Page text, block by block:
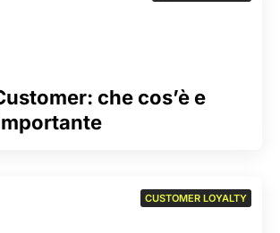
che cos’è e
CUSTOMER LOYALTY